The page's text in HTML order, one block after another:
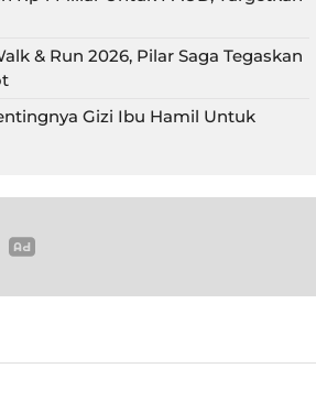
& Run 2026, Pilar Saga Tegaskan
Gizi Ibu Hamil Untuk